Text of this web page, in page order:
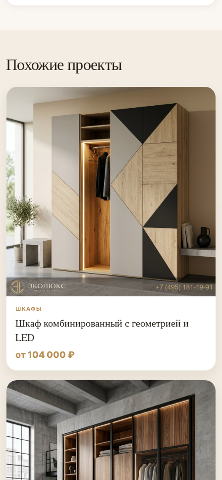
Похожие проекты
ШКАФЫ
Шкаф комбинированный с геометрией и
LED
от 104 000 ₽